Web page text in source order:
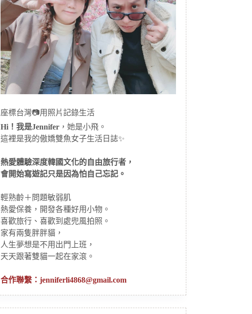
座標台灣📷用照片記錄生活
Hi！我是Jennifer ，她是小飛。
這裡是我的傲嬌雙魚女子生活日誌✨
熱愛體驗深度韓國文化的自由旅行者，
會開始寫遊記只是因為怕自己忘記。
輕熟齡＋問題敏弱肌
熱愛保養，開發各種好用小物。
喜歡旅行、喜歡到處兜風拍照。
家有兩隻胖胖貓，
人生夢想是不用出門上班，
天天跟著雙貓一起在家滾。
合作聯繫：jenniferli4868@gmail.com